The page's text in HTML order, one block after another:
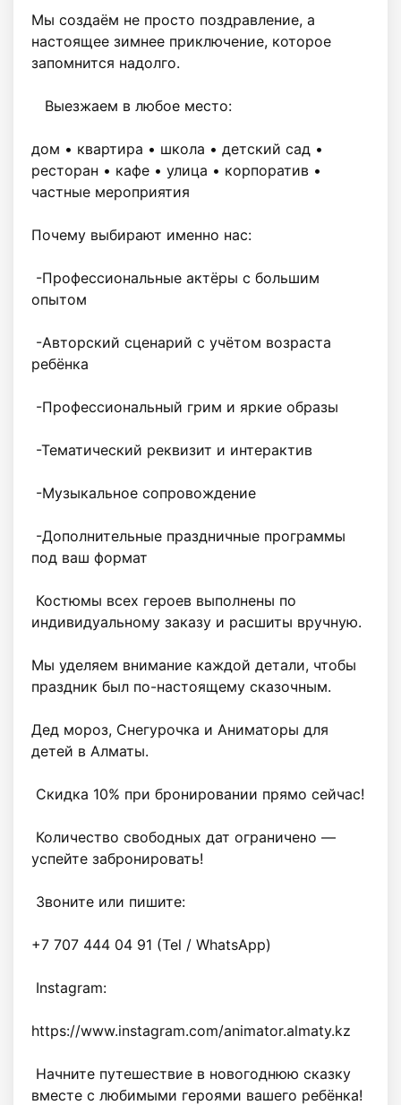
Мы создаём не просто поздравление, а
настоящее зимнее приключение, которое
запомнится надолго.
дом • квартира • школа • детский сад •
ресторан • кафе • улица • корпоратив •
частные мероприятия
Почему выбирают именно нас:
опытом
ребёнка
под ваш формат
индивидуальному заказу и расшиты вручную.
Мы уделяем внимание каждой детали, чтобы
праздник был по-настоящему сказочным.
Дед мороз, Снегурочка и Аниматоры для
детей в Алматы.
успейте забронировать!
+7 707 444 04 91 (Tel / WhatsApp)
https://www.instagram.com/animator.almaty.kz
вместе с любимыми героями вашего ребёнка!